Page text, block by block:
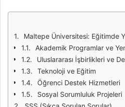
Maltepe Üniversitesi: Eğitimde
Akademik Programlar ve
Uluslararası İşbirlikleri ve
Teknoloji ve Eğitim
Öğrenci Destek Hizmetleri
Sosyal Sorumluluk Projeleri